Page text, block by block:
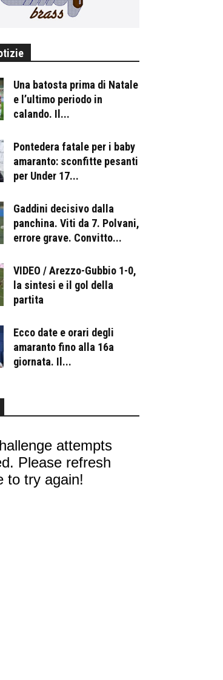
Una batosta prima di Natale
e l’ultimo periodo in
calando. Il...
Pontedera fatale per i baby
amaranto: sconfitte pesanti
per Under 17...
Gaddini decisivo dalla
panchina. Viti da 7. Polvani,
errore grave. Convitto...
VIDEO / Arezzo-Gubbio 1-0,
la sintesi e il gol della
partita
Ecco date e orari degli
amaranto fino alla 16a
giornata. Il...